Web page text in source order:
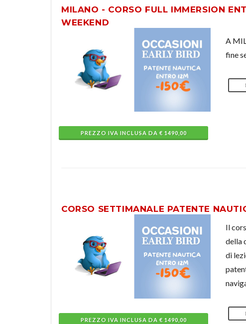
MILANO - CORSO FULL IMMERSION
WEEKEND
PREZZO IVA INCLUSA DA € 1490,00
A
fine
CORSO SETTIMANALE PATENTE
PREZZO IVA INCLUSA DA € 1490,00
Il
della
di